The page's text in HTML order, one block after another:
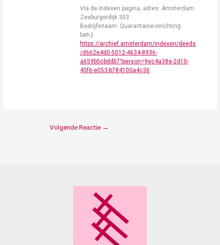
Via de Indexen pagina, adres: Amsterdam
Zeeburgerdijk 303
Bedrijfsnaam: Quarantaine-inrichting
betr.}
https://archief.amsterdam/indexen/deeds
/d662e4d0-5012-4634-8936-
a659b5cbddb7?person=9ec4a38e-2d10-
45f6-e053-b784100a4c36
Volgende Reactie →